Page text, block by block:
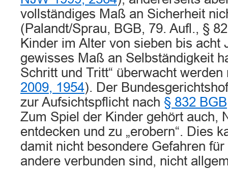
vollständiges Maß an Sicherheit
(Palandt/Sprau, BGB, 79. Aufl., §
Kinder im Alter von sieben bis acht
gewisses Maß an Selbständigkeit
Schritt und Tritt“ überwacht
2009, 1954). Der
zur Aufsichtspflicht nach § 832 BGB
Zum Spiel der Kinder gehört auch,
entdecken und zu „erobern“. Dies
damit nicht besondere Gefahren
andere verbunden sind, nicht